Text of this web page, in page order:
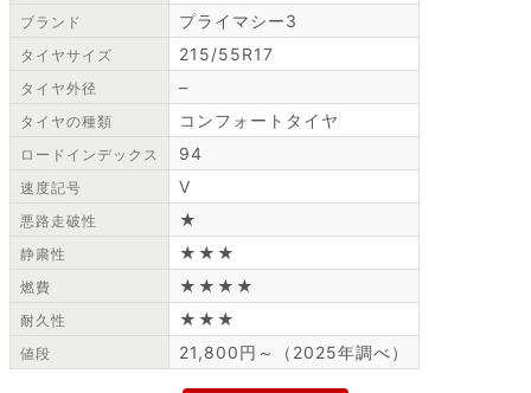
ブランド プライマシー3
タイヤサイズ 215/55R17
タイヤ外径 –
タイヤの種類 コンフォートタイヤ
ロードインデックス 94
速度記号 V
悪路走破性 ★
静粛性 ★★★
燃費 ★★★★
耐久性 ★★★
値段 21,800円～（2025年調べ）